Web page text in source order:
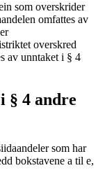
som overskrider
omfattes av
overskred
av unntaket i § 4
§ 4 andre
som har
bokstavene a til e,